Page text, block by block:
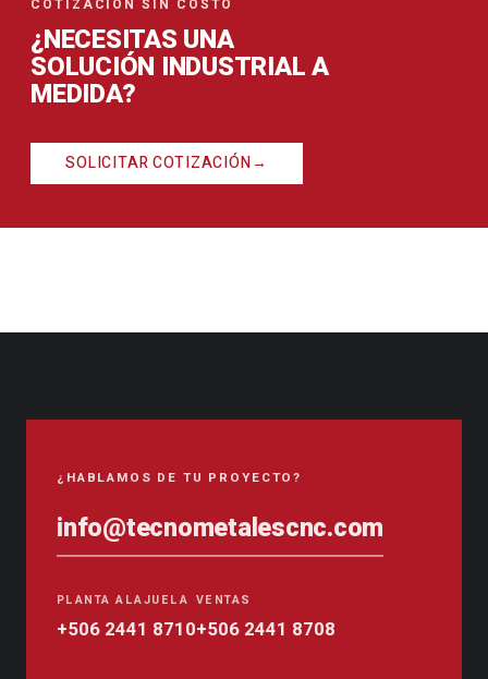
COTIZACIÓN SIN COSTO
¿NECESITAS UNA
SOLUCIÓN INDUSTRIAL A
MEDIDA?
SOLICITAR COTIZACIÓN→
¿HABLAMOS DE TU PROYECTO?
info@tecnometalescnc.com
PLANTA ALAJUELA
+506 2441 8710
VENTAS
+506 2441 8708